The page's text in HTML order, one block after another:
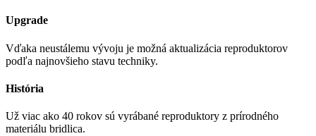
Upgrade
Vďaka neustálemu vývoju je možná aktualizácia reproduktorov
podľa najnovšieho stavu techniky.
História
Už viac ako 40 rokov sú vyrábané reproduktory z prírodného
materiálu bridlica.